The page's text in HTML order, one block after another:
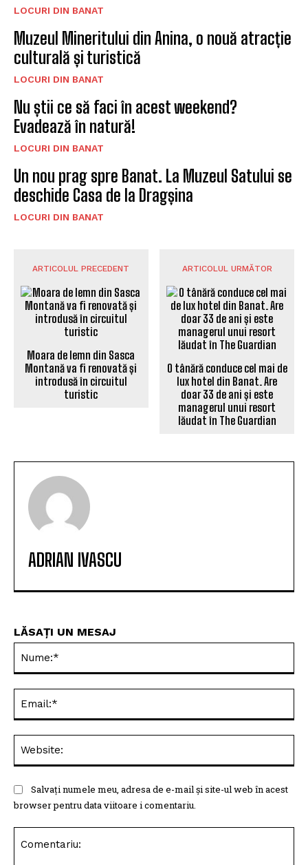
LOCURI DIN BANAT
Muzeul Mineritului din Anina, o nouă atracție
culturală și turistică
LOCURI DIN BANAT
Nu știi ce să faci în acest weekend?
Evadează în natură!
LOCURI DIN BANAT
Un nou prag spre Banat. La Muzeul Satului se
deschide Casa de la Dragșina
LOCURI DIN BANAT
ARTICOLUL PRECEDENT
Moara de lemn din Sasca
Montană va fi renovată și
introdusă în circuitul
turistic
ARTICOLUL URMĂTOR
O tânără conduce cel mai de
lux hotel din Banat. Are
doar 33 de ani și este
managerul unui resort
lăudat în The Guardian
ADRIAN IVASCU
LĂSAȚI UN MESAJ
Salvați numele meu, adresa de e-mail și site-ul web în acest
browser pentru data viitoare i comentariu.